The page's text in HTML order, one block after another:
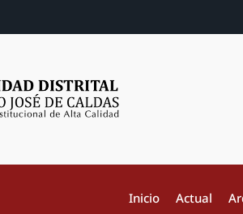
Inicio Actual